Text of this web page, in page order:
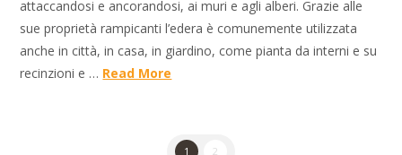
attaccandosi e ancorandosi, ai muri e agli alberi. Grazie alle
sue proprietà rampicanti l’edera è comunemente utilizzata
anche in città, in casa, in giardino, come pianta da interni e su
recinzioni e … Read More
1 2